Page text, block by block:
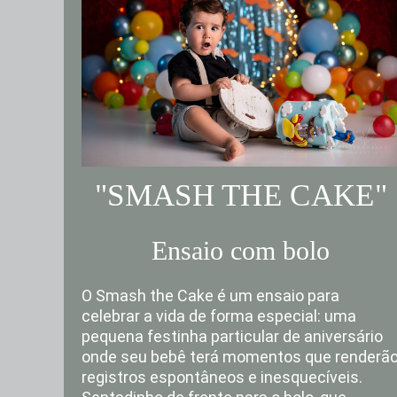
"SMASH THE CAKE"
Ensaio com bolo
O Smash the Cake é um ensaio para
celebrar a vida de forma especial: uma
pequena festinha particular de aniversário
onde seu bebê terá momentos que
registros espontâneos e inesquecíveis.